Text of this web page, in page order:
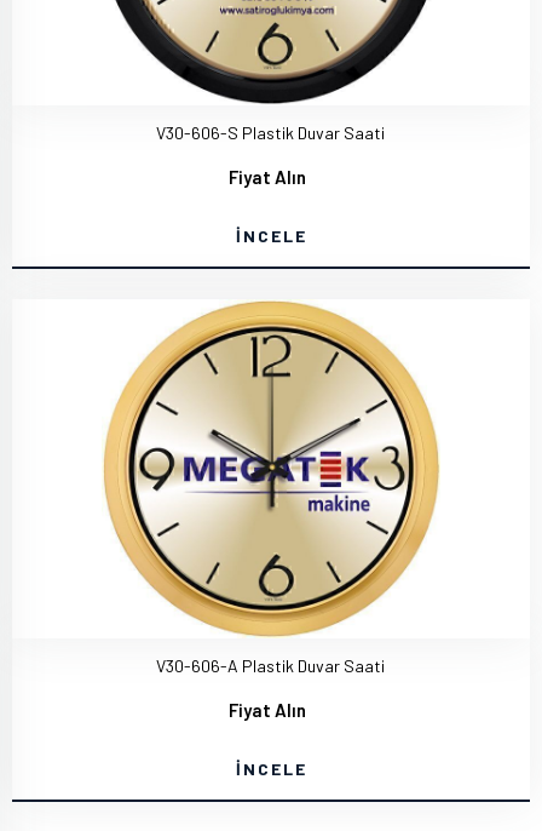
V30-606-S Plastik Duvar Saati
Fiyat Alın
İNCELE
V30-606-A Plastik Duvar Saati
Fiyat Alın
İNCELE